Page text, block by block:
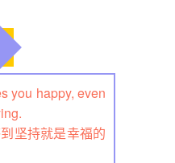
you happy, even
坚持就是幸福的